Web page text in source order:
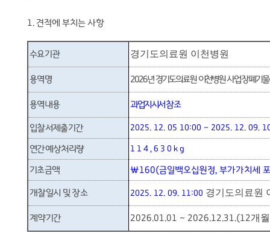
1. 견적에 부치는 사항
수요기관 경기도의료원 이천병원
용역명 2026년 경기도의료원 이천병원 사업장폐기물
용역내용 과업지시서 참조
입찰서제출기간 2025. 12. 05 10:00 ~ 2025. 12. 09.
연간예상처리량 114,630kg
기초금액 ₩160(금일백오십원정, 부가가치세
개찰일시 및 장소 2025. 12. 09. 11:00 경기도의료원
계약기간 2026.01.01 ~ 2026.12.31.(12개월